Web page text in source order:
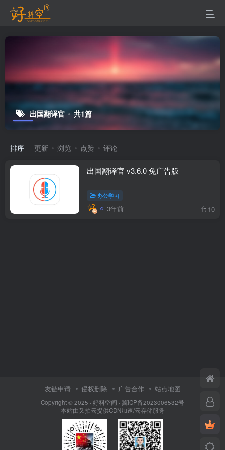
出国翻译官 共1篇
排序 更新 浏览 点赞 评论
出国翻译官 v3.6.0 免广告版
办公学习
3年前 10
友链申请 侵权删除 广告合作 站点地图
Copyright © 2025 · 好料空间 · 冀ICP备2023006532号
本站由又拍云提供CDN加速/云存储服务